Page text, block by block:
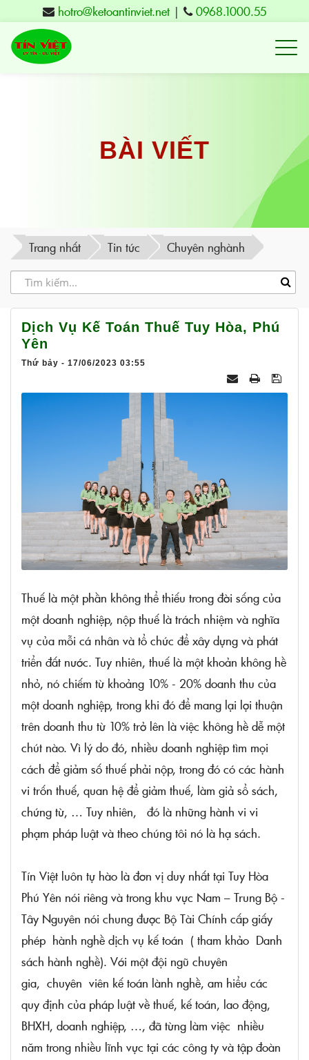
hotro@ketoantinviet.net| 0968.1000.55
Kế
Phú
Yên
tạo
Việt
-
BÀI VIẾT
Trang nhất Tin tức Chuyên nghành
Dịch Vụ Kế Toán Thuế Tuy Hòa, Phú
Yên
Thứ bảy - 17/06/2023 03:55
Thuế là một phần không thể thiếu trong đời sống của
một doanh nghiệp, nộp thuế là trách nhiệm và nghĩa
vụ của mỗi cá nhân và tổ chức để xây dựng và phát
triển đất nước. Tuy nhiên, thuế là một khoản không hề
nhỏ, nó chiếm từ khoảng 10% - 20% doanh thu của
một doanh nghiệp, trong khi đó để mang lại lợi thuận
trên doanh thu từ 10% trở lên là việc không hề dễ một
chút nào. Vì lý do đó, nhiều doanh nghiệp tìm mọi
cách để giảm số thuế phải nộp, trong đó có các hành
vi trốn thuế, quan hệ để giảm thuế, làm giả sổ sách,
chứng từ, … Tuy nhiên, đó là những hành vi vi
phạm pháp luật và theo chúng tôi nó là hạ sách.
Tín Việt luôn tự hào là đơn vị duy nhất tại Tuy Hòa
Phú Yên nói riêng và trong khu vực Nam – Trung Bộ -
Tây Nguyên nói chung được Bộ Tài Chính cấp giấy
phép hành nghề dịch vụ kế toán ( tham khảo Danh
sách hành nghề). Với một đội ngũ chuyên
gia, chuyên viên kế toán lành nghề, am hiểu các
quy định của pháp luật về thuế, kế toán, lao động,
BHXH, doanh nghiệp, …, đã từng làm việc nhiều
năm trong nhiều lĩnh vực tại các công ty và tập đoàn